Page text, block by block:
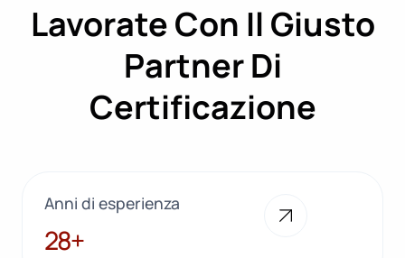
Lavorate Con Il Giusto
Partner Di
Certificazione
Anni di esperienza
28+
28+